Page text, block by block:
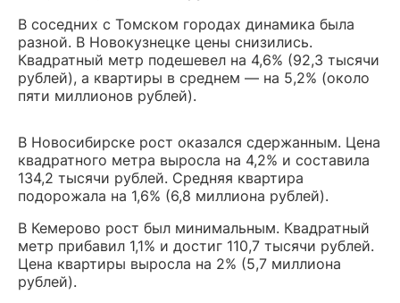
В соседних с Томском городах динамика была
разной. В Новокузнецке цены снизились.
Квадратный метр подешевел на 4,6% (92,3 тысячи
рублей), а квартиры в среднем — на 5,2% (около
пяти миллионов рублей).
В Новосибирске рост оказался сдержанным. Цена
квадратного метра выросла на 4,2% и составила
134,2 тысячи рублей. Средняя квартира
подорожала на 1,6% (6,8 миллиона рублей).
В Кемерово рост был минимальным. Квадратный
метр прибавил 1,1% и достиг 110,7 тысячи рублей.
Цена квартиры выросла на 2% (5,7 миллиона
рублей).